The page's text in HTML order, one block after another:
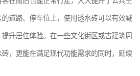
道路、停车位上，使用透水砖可以有效减
升居住体验。在一些文化街区或古建筑周
，更能在满足现代功能需求的同时，延续